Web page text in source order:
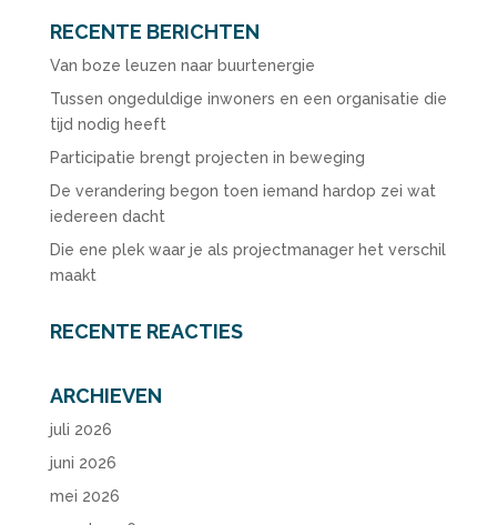
RECENTE BERICHTEN
Van boze leuzen naar buurtenergie
Tussen ongeduldige inwoners en een organisatie die
tijd nodig heeft
Participatie brengt projecten in beweging
De verandering begon toen iemand hardop zei wat
iedereen dacht
Die ene plek waar je als projectmanager het verschil
maakt
RECENTE REACTIES
ARCHIEVEN
juli 2026
juni 2026
mei 2026